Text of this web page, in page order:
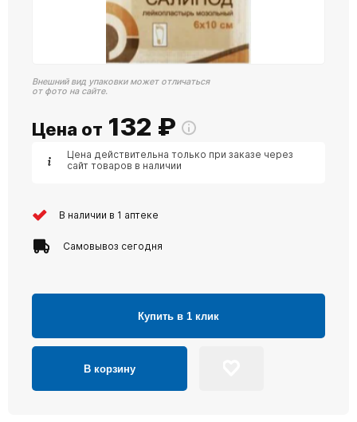
Внешний вид упаковки может отличаться
от фото на сайте.
Цена от 132 ₽
Цена действительна только при заказе через
сайт товаров в наличии
В наличии в 1 аптеке
Самовывоз сегодня
Купить в 1 клик
В корзину